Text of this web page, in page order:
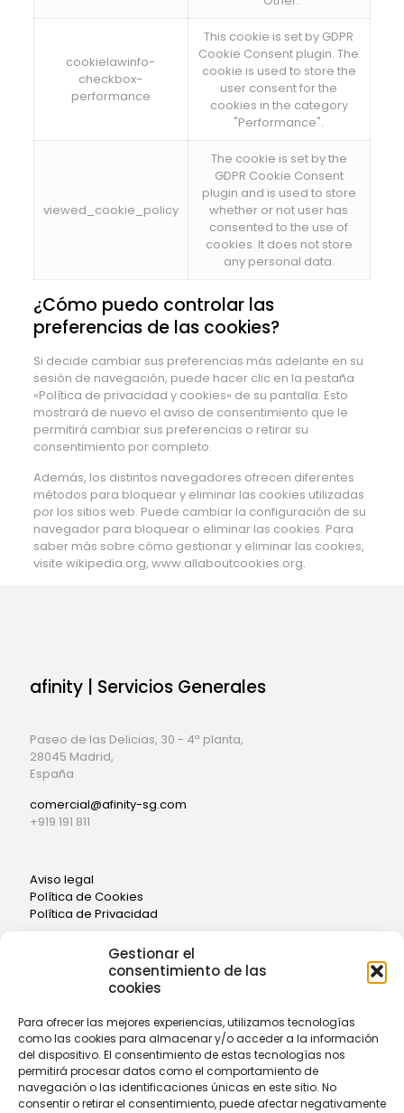
Gestionar el
consentimiento de las
cookies
Para ofrecer las mejores experiencias, utilizamos tecnologías
como las cookies para almacenar y/o acceder a la información
del dispositivo. El consentimiento de estas tecnologías nos
permitirá procesar datos como el comportamiento de
navegación o las identificaciones únicas en este sitio. No
consentir o retirar el consentimiento, puede afectar negativamente
cookielawinfo-
checkbox-
performance
This cookie is set by GDPR
Cookie Consent plugin. The
cookie is used to store the
user consent for the
cookies in the category
"Performance".
viewed_cookie_policy
The cookie is set by the
GDPR Cookie Consent
plugin and is used to store
whether or not user has
consented to the use of
cookies. It does not store
any personal data.
¿Cómo puedo controlar las
preferencias de las cookies?
Si decide cambiar sus preferencias más adelante en su
sesión de navegación, puede hacer clic en la pestaña
«Política de privacidad y cookies» de su pantalla. Esto
mostrará de nuevo el aviso de consentimiento que le
permitirá cambiar sus preferencias o retirar su
consentimiento por completo.
Además, los distintos navegadores ofrecen diferentes
métodos para bloquear y eliminar las cookies utilizadas
por los sitios web. Puede cambiar la configuración de su
navegador para bloquear o eliminar las cookies. Para
saber más sobre cómo gestionar y eliminar las cookies,
visite wikipedia.org, www.allaboutcookies.org.
afinity | Servicios Generales
Paseo de las Delicias, 30 - 4ª planta,
28045 Madrid,
España
comercial@afinity-sg.com
+919 191 811
Aviso legal
Política de Cookies
Política de Privacidad
CONTACTA CON NOSOTROS